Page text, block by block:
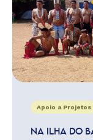
Apoio a Projetos
NA ILHA DO